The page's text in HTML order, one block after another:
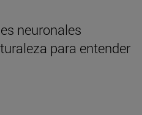
neuronales
para entender